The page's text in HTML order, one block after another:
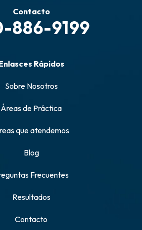
Contacto
886-9199
Rápidos
Sobre Nosotros
Áreas de Práctica
que atendemos
Blog
Frecuentes
Resultados
Contacto